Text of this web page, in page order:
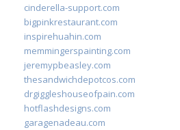
cinderella-support.com
bigpinkrestaurant.com
inspirehuahin.com
memmingerspainting.com
jeremypbeasley.com
thesandwichdepotcos.com
drgiggleshouseofpain.com
hotflashdesigns.com
garagenadeau.com